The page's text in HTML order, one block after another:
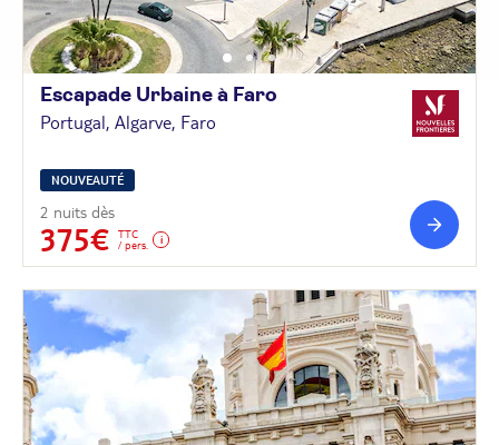
Escapade Urbaine à Faro
Portugal, Algarve, Faro
NOUVEAUTÉ
2 nuits dès
375€
TTC
/ pers.